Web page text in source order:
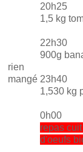
rien
mangé
20h25
1,5 kg
22h30
900g
23h40
1,530 kg
0h00
repas
d'oeufs